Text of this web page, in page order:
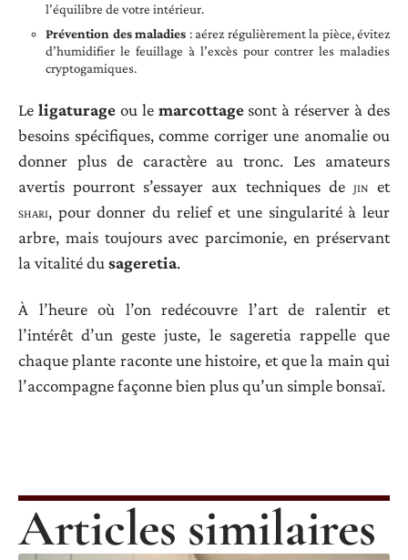
l’équilibre de votre intérieur.
Prévention des maladies : aérez régulièrement la pièce, évitez
d’humidifier le feuillage à l’excès pour contrer les maladies
cryptogamiques.
Le ligaturageou le marcottagesont à réserver à des
besoins spécifiques, comme corriger une anomalie ou
donner plus de caractère au tronc. Les amateurs
avertis pourront s’essayer aux techniques de jin et
shari, pour donner du relief et une singularité à leur
arbre, mais toujours avec parcimonie, en préservant
la vitalité dusageretia.
À l’heure où l’on redécouvre l’art de ralentir et
l’intérêt d’un geste juste, le sageretia rappelle que
chaque plante raconte une histoire, et que la main qui
l’accompagne façonne bien plus qu’un simple bonsaï.
Articles similaires